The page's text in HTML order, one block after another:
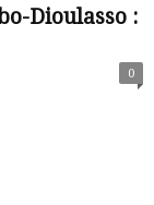
Dioulasso :
0